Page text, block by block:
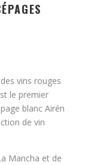
vins rouges
le premier
blanc Airén
de vin
Mancha et de